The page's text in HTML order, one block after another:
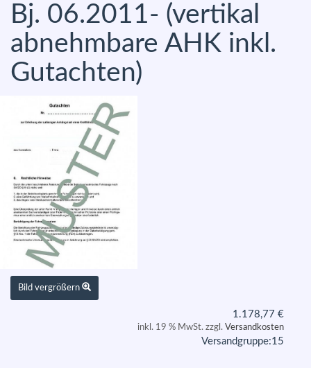
Bj. 06.2011- (vertikal
abnehmbare AHK inkl.
Gutachten)
Bild vergrößern
1.178,77 €
inkl. 19 % MwSt. zzgl. Versandkosten
Versandgruppe:15